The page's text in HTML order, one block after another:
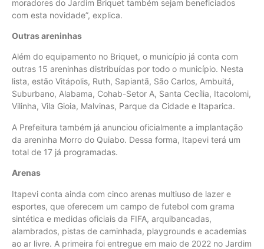
moradores do Jardim Briquet também sejam beneficiados
com esta novidade”, explica.
Outras areninhas
Além do equipamento no Briquet, o município já conta com
outras 15 areninhas distribuídas por todo o município. Nesta
lista, estão Vitápolis, Ruth, Sapiantã, São Carlos, Ambuitá,
Suburbano, Alabama, Cohab-Setor A, Santa Cecília, Itacolomi,
Vilinha, Vila Gioia, Malvinas, Parque da Cidade e Itaparica.
A Prefeitura também já anunciou oficialmente a implantação
da areninha Morro do Quiabo. Dessa forma, Itapevi terá um
total de 17 já programadas.
Arenas
Itapevi conta ainda com cinco arenas multiuso de lazer e
esportes, que oferecem um campo de futebol com grama
sintética e medidas oficiais da FIFA, arquibancadas,
alambrados, pistas de caminhada, playgrounds e academias
ao ar livre. A primeira foi entregue em maio de 2022 no Jardim